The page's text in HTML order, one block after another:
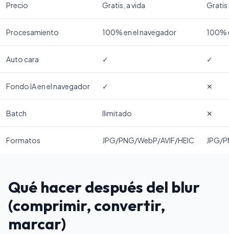
Precio Gratis, a vida Gratis
Procesamiento 100% en el navegador 100%
Auto cara ✓ ✓
Fondo IA en el navegador ✓ ✕
Batch Ilimitado ✕
Formatos JPG/PNG/WebP/AVIF/HEIC JPG/
Qué hacer después del blur
(comprimir, convertir,
marcar)